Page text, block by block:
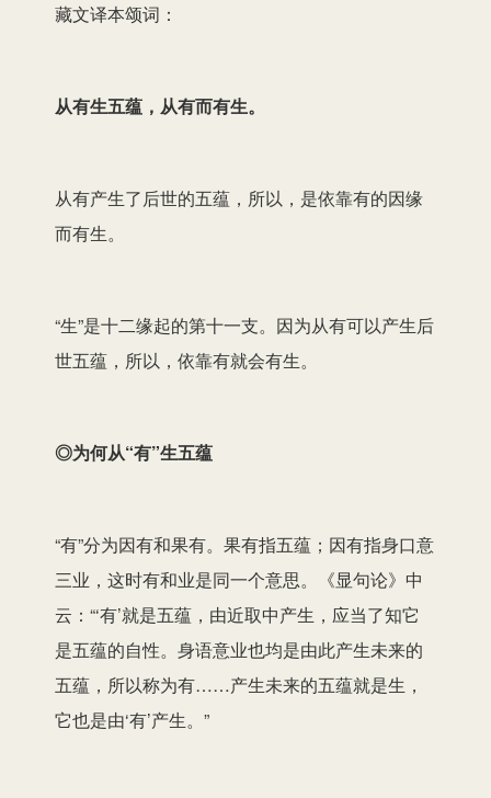
藏文译本颂词：
从有生五蕴，从有而有生。
从有产生了后世的五蕴，所以，是依靠有的因缘
而有生。
“生”是十二缘起的第十一支。因为从有可以产生后
世五蕴，所以，依靠有就会有生。
◎为何从“有”生五蕴
“有”分为因有和果有。果有指五蕴；因有指身口意
三业，这时有和业是同一个意思。《显句论》中
云：“‘有’就是五蕴，由近取中产生，应当了知它
是五蕴的自性。身语意业也均是由此产生未来的
五蕴，所以称为有……产生未来的五蕴就是生，
它也是由‘有’产生。”